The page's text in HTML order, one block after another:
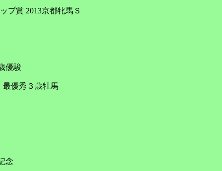
2013京都牝馬Ｓ
駿
秀３歳牡馬
念